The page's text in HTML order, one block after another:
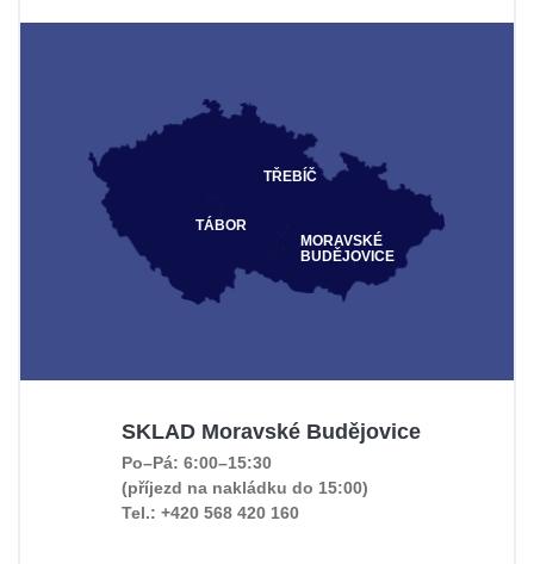
MORAVSKÉ
BUDĚJOVICE
TÁBOR
TŘEBÍČ
SKLAD Moravské Budějovice
Po–Pá: 6:00–15:30
(příjezd na nakládku do 15:00)
Tel.: +420 568 420 160